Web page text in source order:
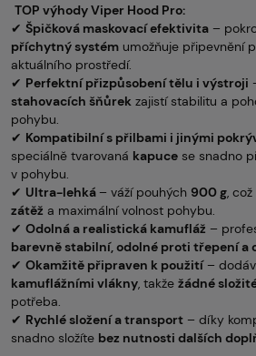
TOP výhody Viper Hood Pro:
✔ Špičková maskovací efektivita –
příchytný systém umožňuje připevnění
aktuálního prostředí.
✔ Perfektní přizpůsobení tělu i výstroji
stahovacích šňůrek zajistí stabilitu a
pohybu.
✔ Kompatibilní s přilbami i jinými
speciálně tvarovaná kapuce se snadno
v pohybu.
✔ Ultra-lehká – váží pouhých 900 g,
zátěž a maximální volnost pohybu.
✔ Odolná a realistická kamufláž –
barevně stabilní, odolné proti třepení a
✔ Okamžitě připraven k použití–
kamuflážními vlákny, takže žádné
potřeba.
✔ Rychlé složení a transport – díky
snadno složíte bez nutnosti dalších